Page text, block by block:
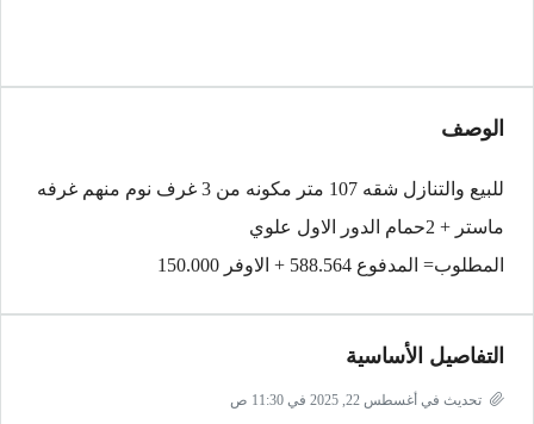
الوصف
للبيع والتنازل شقه 107 متر مكونه من 3 غرف نوم منهم غرفه
ماستر + 2حمام الدور الاول علوي
المطلوب= المدفوع 588.564 + الاوفر 150.000
التفاصيل الأساسية
تحديث في أغسطس 22, 2025 في 11:30 ص